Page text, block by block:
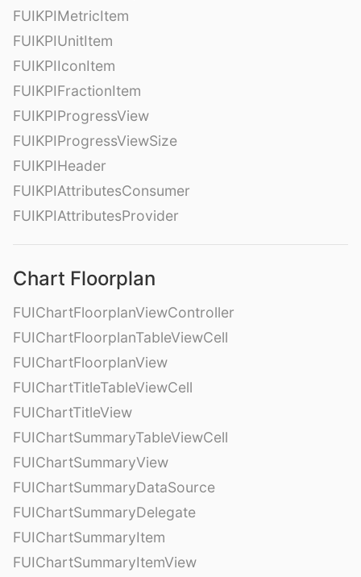
FUIKPIMetricItem
FUIKPIUnitItem
FUIKPIIconItem
FUIKPIFractionItem
FUIKPIProgressView
FUIKPIProgressViewSize
FUIKPIHeader
FUIKPIAttributesConsumer
FUIKPIAttributesProvider
Chart Floorplan
FUIChartFloorplanViewController
FUIChartFloorplanTableViewCell
FUIChartFloorplanView
FUIChartTitleTableViewCell
FUIChartTitleView
FUIChartSummaryTableViewCell
FUIChartSummaryView
FUIChartSummaryDataSource
FUIChartSummaryDelegate
FUIChartSummaryItem
FUIChartSummaryItemView